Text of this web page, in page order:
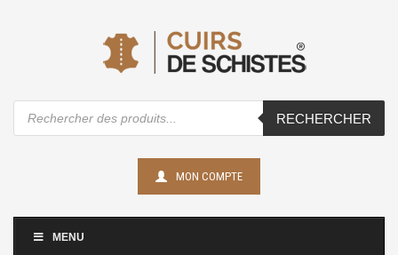
Recherche
de
produits
RECHERCHER
MON COMPTE
MENU